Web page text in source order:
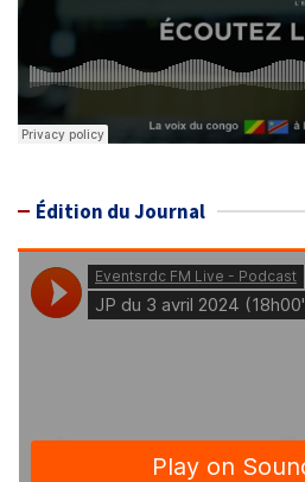
Édition du Journal